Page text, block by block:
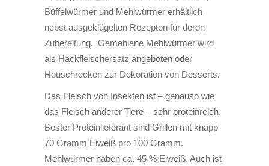
Büffelwürmer und Mehlwürmer erhältlich
nebst ausgeklügelten Rezepten für deren
Zubereitung. Gemahlene Mehlwürmer wird
als Hackfleischersatz angeboten oder
Heuschrecken zur Dekoration von Desserts.
Das Fleisch von Insekten ist – genauso wie
das Fleisch anderer Tiere – sehr proteinreich.
Bester Proteinlieferant sind Grillen mit knapp
70 Gramm Eiweiß pro 100 Gramm.
Mehlwürmer haben ca. 45 % Eiweiß. Auch ist